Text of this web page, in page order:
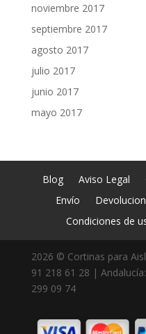
noviembre 2017
septiembre 2017
agosto 2017
julio 2017
junio 2017
mayo 2017
Blog Aviso Legal
Envío
Condiciones de
2026 © Cortinas para
91 218 61 28 |
299 09 74